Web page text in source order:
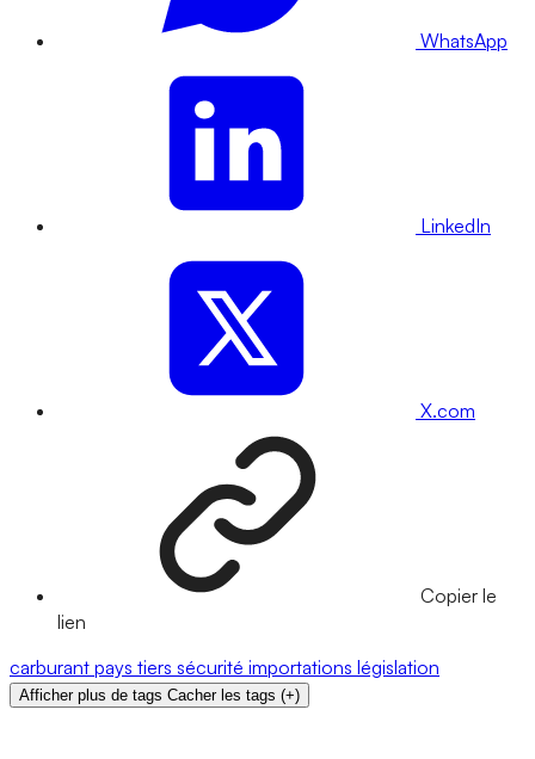
WhatsApp
LinkedIn
X.com
Copier le
lien
carburant pays tiers sécurité importations législation
Afficher plus de tags Cacher les tags (+)